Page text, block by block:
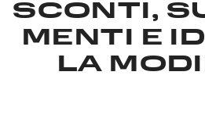
SCONTI,
MENTI E
LA